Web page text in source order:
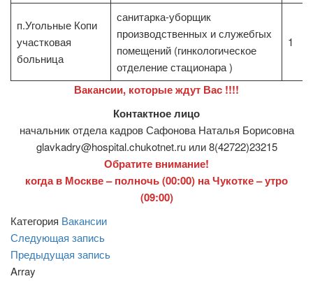
п.Угольные Копи
участковая
больница
санитарка-уборщик
производственных и служебгых
помещений (гинкологическое
отделение стационара )
1
Вакансии, которые ждут Вас !!!!
Контактное лицо
начальник отдела кадров Сафонова Наталья Борисовна
glavkadry@hospital.chukotnet.ru или 8(42722)23215
Обратите внимание!
когда в Москве – полночь (00:00) на Чукотке – утро
(09:00)
Категория Вакансии
Навигация
по
записям
Следующая записьСледующая
запись
Предыдущая записьПредыдущая
Array